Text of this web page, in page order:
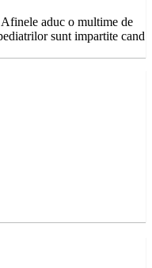
aduc o multime de
sunt impartite cand